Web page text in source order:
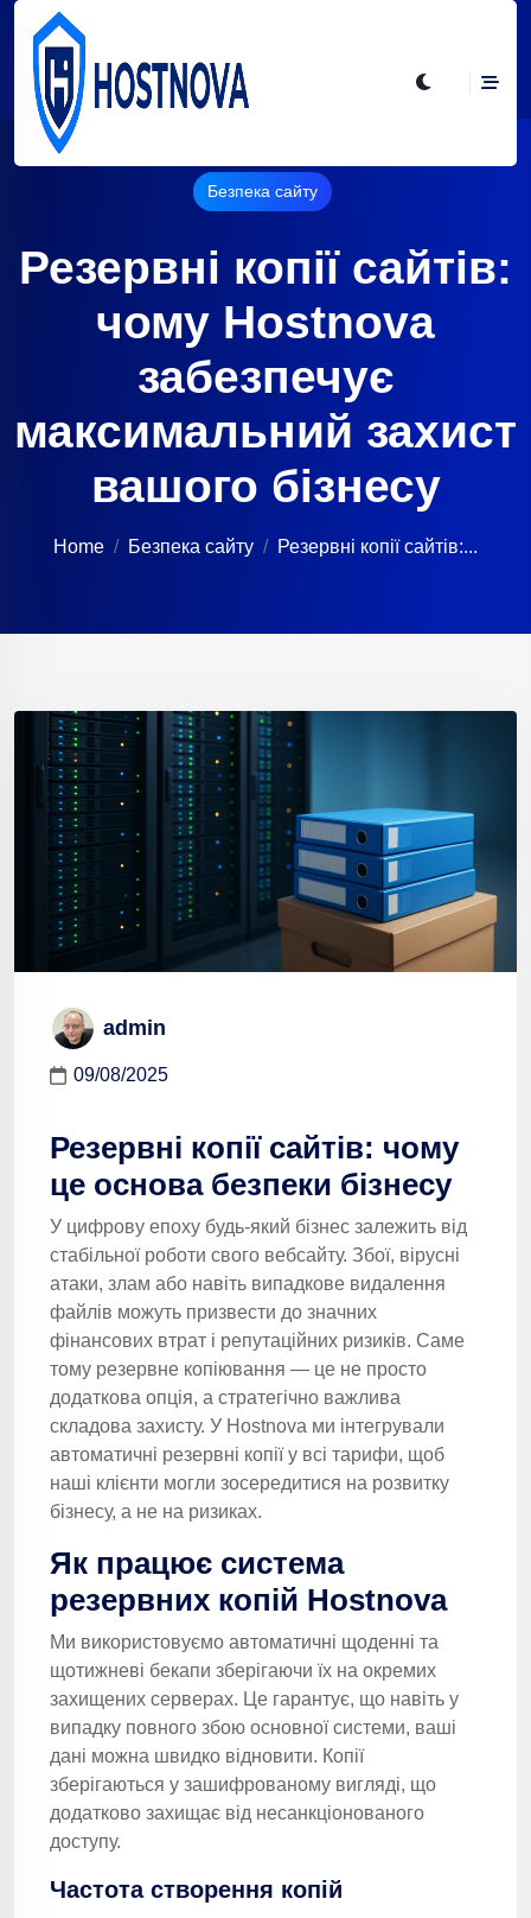
Безпека сайту
Резервні копії сайтів:
чому Hostnova
забезпечує
максимальний захист
вашого бізнесу
Home Безпека сайту Резервні копії сайтів:...
admin
09/08/2025
Резервні копії сайтів: чому
це основа безпеки бізнесу
У цифрову епоху будь-який бізнес залежить від
стабільної роботи свого вебсайту. Збої, вірусні
атаки, злам або навіть випадкове видалення
файлів можуть призвести до значних
фінансових втрат і репутаційних ризиків. Саме
тому резервне копіювання — це не просто
додаткова опція, а стратегічно важлива
складова захисту. У Hostnova ми інтегрували
автоматичні резервні копії у всі тарифи, щоб
наші клієнти могли зосередитися на розвитку
бізнесу, а не на ризиках.
Як працює система
резервних копій Hostnova
Ми використовуємо автоматичні щоденні та
щотижневі бекапи зберігаючи їх на окремих
захищених серверах. Це гарантує, що навіть у
випадку повного збою основної системи, ваші
дані можна швидко відновити. Копії
зберігаються у зашифрованому вигляді, що
додатково захищає від несанкціонованого
доступу.
Частота створення копій